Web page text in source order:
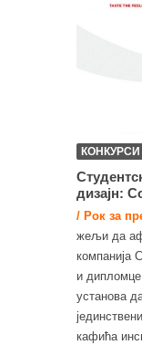
КОНКУРСИ
дизајн:
/ Рок за
жељи да
компанија
и
установа
кафића